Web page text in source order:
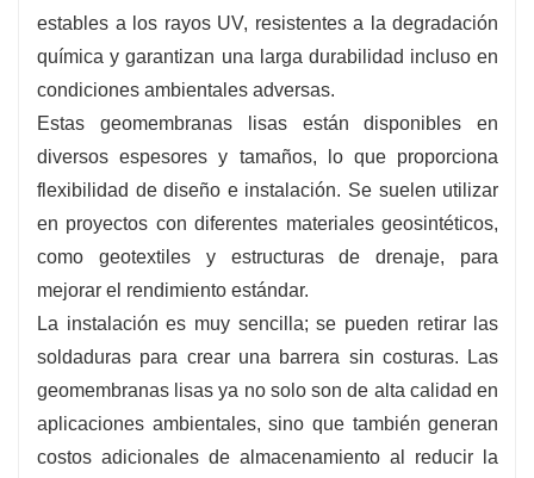
estables a los rayos UV, resistentes a la degradación
química y garantizan una larga durabilidad incluso en
condiciones ambientales adversas.
Estas geomembranas lisas están disponibles en
diversos espesores y tamaños, lo que proporciona
flexibilidad de diseño e instalación. Se suelen utilizar
en proyectos con diferentes materiales geosintéticos,
como geotextiles y estructuras de drenaje, para
mejorar el rendimiento estándar.
La instalación es muy sencilla; se pueden retirar las
soldaduras para crear una barrera sin costuras. Las
geomembranas lisas ya no solo son de alta calidad en
aplicaciones ambientales, sino que también generan
costos adicionales de almacenamiento al reducir la